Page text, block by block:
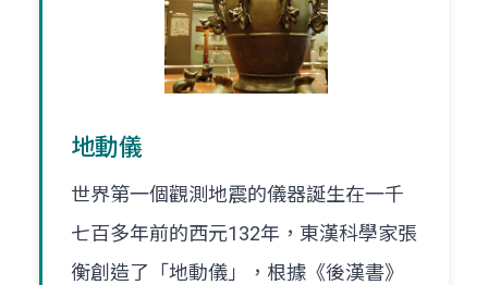
地動儀
世界第一個觀測地震的儀器誕生在一千
七百多年前的西元132年，東漢科學家張
衡創造了「地動儀」，根據《後漢書》